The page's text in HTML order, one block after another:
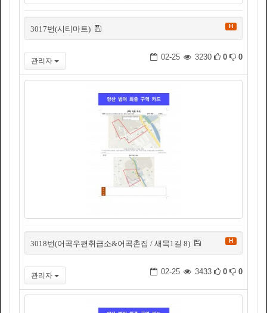
3017번(시티마트) H
관리자 02-25 3230 0 0
3018번(어곡우편취급소&어곡촌집 / 새목1길 8) H
관리자 02-25 3433 0 0